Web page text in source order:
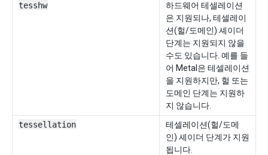
tesshw
하드웨어 테셀레이션
은 지원되나, 테셀레이
션(헐/도메인) 셰이더
단계는 지원되지 않을
수도 있습니다. 예를 들
어 Metal은 테셀레이션
을 지원하지만, 헐 또는
도메인 단계는 지원하
지 않습니다.
tessellation
테셀레이션(헐/도메
인) 셰이더 단계가 지원
됩니다.